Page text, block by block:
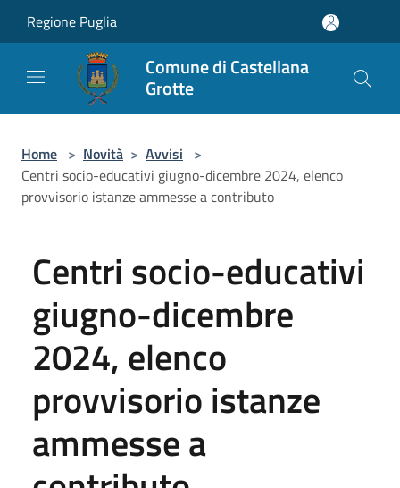
Regione Puglia
Comune di Castellana
Grotte
Home > Novità > Avvisi >
Centri socio-educativi giugno-dicembre 2024, elenco
provvisorio istanze ammesse a contributo
Centri socio-educativi
giugno-dicembre
2024, elenco
provvisorio istanze
ammesse a